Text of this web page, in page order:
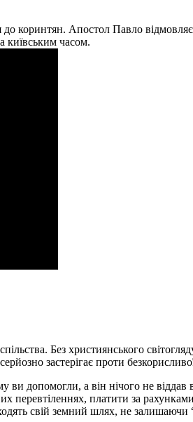
коринтян. Апостол Павло
київським часом.
Без християнського
застерігає проти
допомогли, а він нічого не
перевтіленнях, платити за
свій земний шлях, не залишаючи